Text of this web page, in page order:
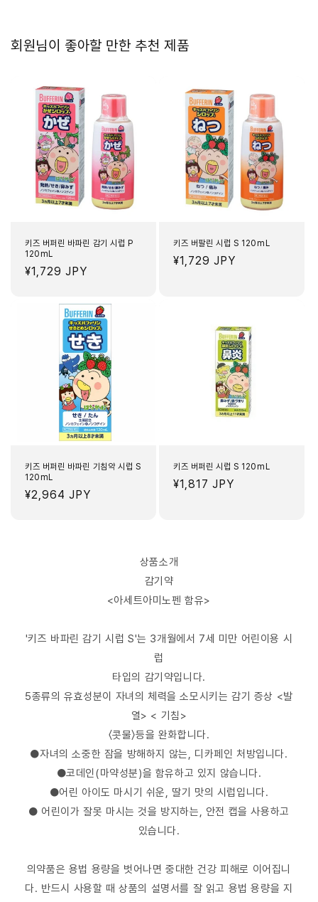
회원님이 좋아할 만한 추천 제품
키즈 버퍼린 바파린 감기 시럽 P
120mL
정
¥1,729 JPY
키즈 버팔린 시럽 S 120mL
정
¥1,729 JPY
키즈 버퍼린 바파린 기침약 시럽 S
120mL
정
¥2,964 JPY
키즈 버퍼린 시럽 S 120mL
정
¥1,817 JPY
상품소개
감기약
<아세트아미노펜 함유>
'키즈 바파린 감기 시럽 S'는 3개월에서 7세 미만 어린이용 시
럽
타입의 감기약입니다.
5종류의 유효성분이 자녀의 체력을 소모시키는 감기 증상 <발
열> < 기침>
〈콧물〉등을 완화합니다.
●자녀의 소중한 잠을 방해하지 않는, 디카페인 처방입니다.
●코데인(마약성분)을 함유하고 있지 않습니다.
●어린 아이도 마시기 쉬운, 딸기 맛의 시럽입니다.
● 어린이가 잘못 마시는 것을 방지하는, 안전 캡을 사용하고
있습니다.
의약품은 용법 용량을 벗어나면 중대한 건강 피해로 이어집니
다. 반드시 사용할 때 상품의 설명서를 잘 읽고 용법 용량을 지